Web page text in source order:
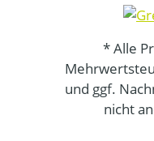
* Alle
und ggf.
nicht